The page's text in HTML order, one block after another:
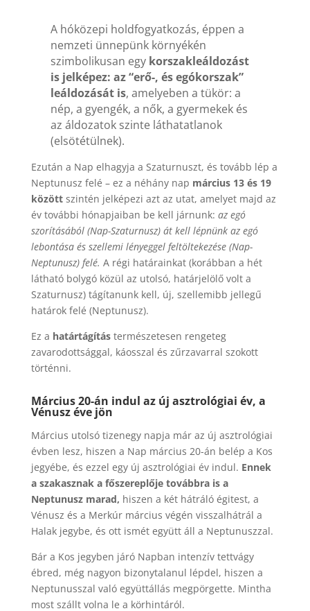
A hóközepi holdfogyatkozás, éppen a
nemzeti ünnepünk környékén
szimbolikusan egy korszakleáldozást
is jelképez: az “erő-, és egókorszak”
leáldozását is, amelyeben a tükör: a
nép, a gyengék, a nők, a gyermekek és
az áldozatok szinte láthatatlanok
(elsötétülnek).
Ezután a Nap elhagyja a Szaturnuszt, és tovább lép a
Neptunusz felé – ez a néhány nap március 13 és 19
között szintén jelképezi azt az utat, amelyet majd az
év további hónapjaiban be kell járnunk: az egó
szorításából (Nap-Szaturnusz) át kell lépnünk az egó
lebontása és szellemi lényeggel feltöltekezése (Nap-
Neptunusz) felé. A régi határainkat (korábban a hét
látható bolygó közül az utolsó, határjelölő volt a
Szaturnusz) tágítanunk kell, új, szellemibb jellegű
határok felé (Neptunusz).
Ez a határtágítástermészetesen rengeteg
zavarodottsággal, káosszal és zűrzavarral szokott
történni.
Március 20-án indul az új asztrológiai év, a
Vénusz éve jön
Március utolsó tizenegy napja már az új asztrológiai
évben lesz, hiszen a Nap március 20-án belép a Kos
jegyébe, és ezzel egy új asztrológiai év indul. Ennek
a szakasznak a főszereplője továbbra is a
Neptunusz marad, hiszen a két hátráló égitest, a
Vénusz és a Merkúr március végén visszalhátrál a
Halak jegybe, és ott ismét együtt áll a Neptunuszzal.
Bár a Kos jegyben járó Napban intenzív tettvágy
ébred, még nagyon bizonytalanul lépdel, hiszen a
Neptunusszal való együttállás megpörgette. Mintha
most szállt volna le a körhintáról.